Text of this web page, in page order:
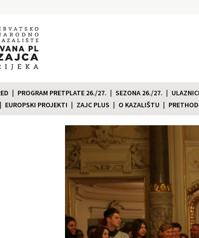
PROGRAM PRETPLATE 26./27. SEZONA 26./27.
EUROPSKI PROJEKTI ZAJC PLUS O KAZALIŠTU